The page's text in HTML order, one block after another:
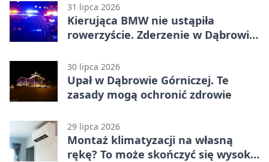
31 lipca 2026
Kierująca BMW nie ustąpiła
rowerzyście. Zderzenie w Dąbrowie
30 lipca 2026
Upał w Dąbrowie Górniczej. Te
zasady mogą ochronić zdrowie
29 lipca 2026
Montaż klimatyzacji na własną
rękę? To może skończyć się wysoką